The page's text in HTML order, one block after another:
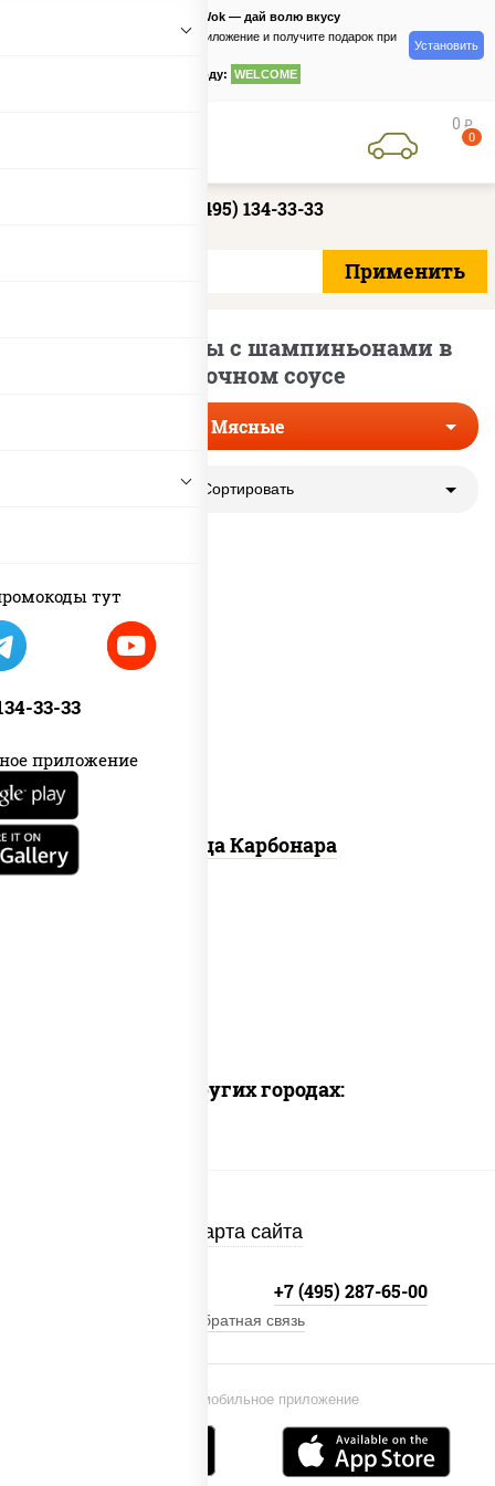
тут
33-33
приложение
PizzaSushiWok — дай волю вкусу
Скачайте приложение и получите подарок при
по промокоду: WELCOME
Установить
0 руб
0
+7 (495) 134-33-33
Мясные пиццы с шампиньонами в
сливочном соусе
Мясные
Сортировать
грибы шампиньоны в сливочном
соусе, грибы шампиньоны, чеснок,
Пицца Карбонара
Доставка в других городах:
Карта сайта
Установи мобильное приложение
+7 (495) 287-65-00
Обратная связь